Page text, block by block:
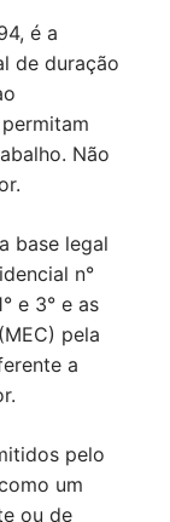
é a
de duração
Não
base legal
n°
e 3° e as
pela
a
pelo
um
ou de